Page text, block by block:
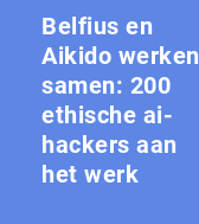
Belfius en
Aikido werken
samen: 200
ethische ai-
hackers aan
het werk